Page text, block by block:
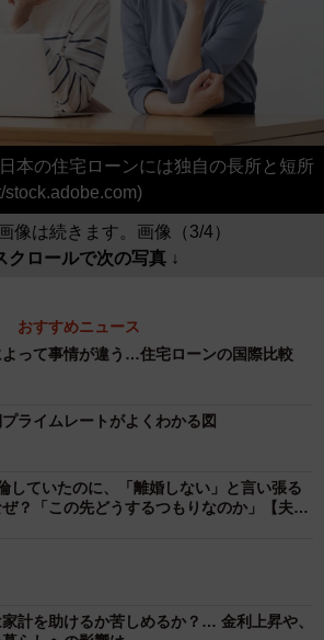
本の住宅ローンには独自の長所と短所
像は続きます。画像（3/4）
クロールで次の写真 ↓
おすすめニュース
よって事情が違う…住宅ローンの国際比較
プライムレートがよくわかる図
していたのに、「離婚しない」と言い張る
？「この先どうするつもりなのか」【夫婦
】直近10年間で繰上返済をした人は約2割